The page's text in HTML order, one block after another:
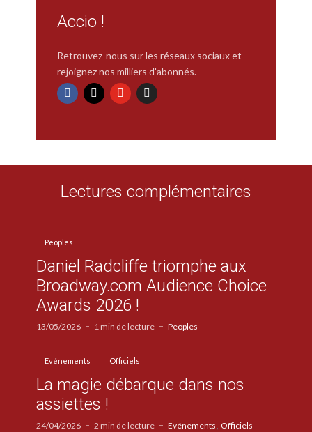
Accio !
Retrouvez-nous sur les réseaux sociaux et
rejoignez nos milliers d'abonnés.
Lectures complémentaires
Peoples
Daniel Radcliffe triomphe aux
Broadway.com Audience Choice
Awards 2026 !
13/05/2026 1 min de lecture Peoples
Evénements Officiels
La magie débarque dans nos
assiettes !
24/04/2026 2 min de lecture Evénements Officiels